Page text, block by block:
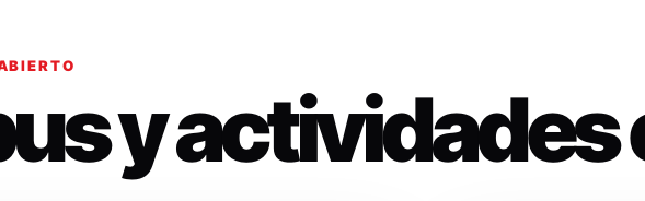
y actividades